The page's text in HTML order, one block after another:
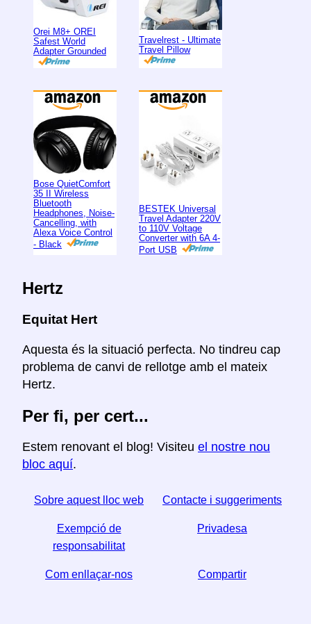
Orei M8+ OREI
Safest World
Adapter Grounded
Travelrest - Ultimate
Travel Pillow
Bose QuietComfort
35 II Wireless
Bluetooth
Headphones, Noise-
Cancelling, with
Alexa Voice Control
- Black
BESTEK Universal
Travel Adapter 220V
to 110V Voltage
Converter with 6A 4-
Port USB
Hertz
Equitat Hert
Aquesta és la situació perfecta. No tindreu cap
problema de canvi de rellotge amb el mateix
Hertz.
Per fi, per cert...
Estem renovant el blog! Visiteu el nostre nou
bloc aquí.
Sobre aquest lloc web Contacte i suggeriments
Exempció de
responsabilitat
Privadesa
Com enllaçar-nos Compartir